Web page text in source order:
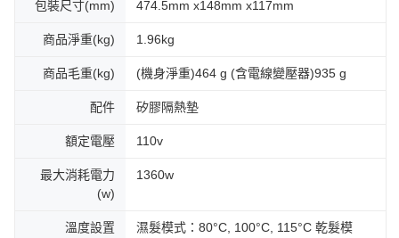
包裝尺寸(mm) 474.5mm x148mm x117mm
商品淨重(kg) 1.96kg
商品毛重(kg) (機身淨重)464 g (含電線變壓器)935 g
配件 矽膠隔熱墊
額定電壓 110v
最大消耗電力
(w)
1360w
溫度設置
濕髮模式：80°C, 100°C, 115°C 乾髮模